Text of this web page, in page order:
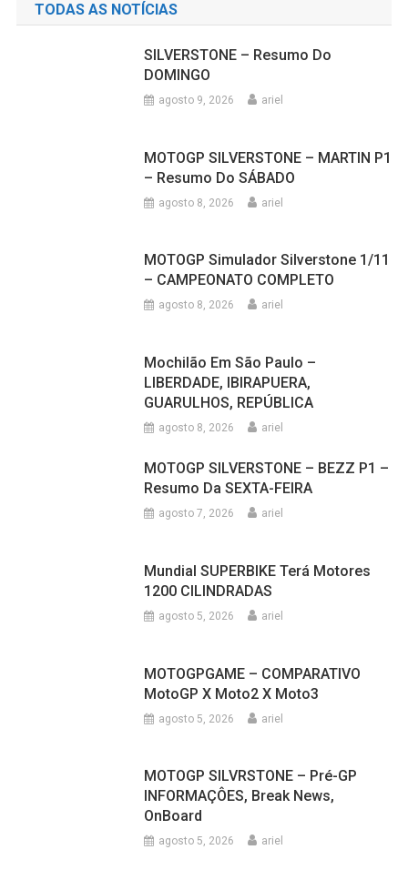
TODAS AS NOTÍCIAS
agosto 9, 2026 ariel
agosto 8, 2026 ariel
agosto 8, 2026 ariel
Mochilão Em São Paulo –
GUARULHOS, REPÚBLICA
agosto 8, 2026 ariel
agosto 7, 2026 ariel
agosto 5, 2026 ariel
agosto 5, 2026 ariel
MOTOGP SILVRSTONE – Pré-GP